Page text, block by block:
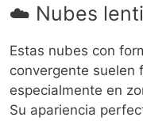
☁️ Nubes
Estas nubes con
convergente suelen
especialmente en
Su apariencia